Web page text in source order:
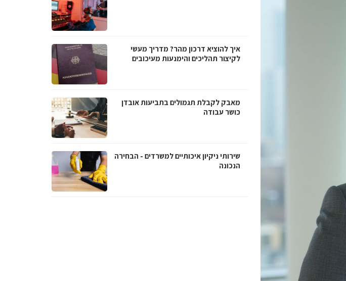
איך להוציא דרכון מהר? מדריך מעשי
לקיצור תהליכים והימנעות מעיכובים
מאבק לקבלת תגמולים בתביעות אובדן
כושר עבודה
שירותי ניקיון איכותיים למשרדים - הבחירה
הנכונה